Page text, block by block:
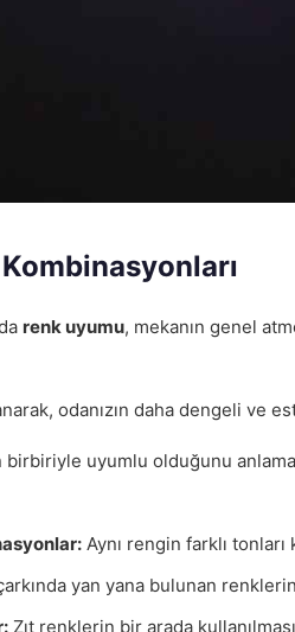
renk uyumu, mekanın genel
odanızın daha dengeli ve
uyumlu olduğunu
Aynı rengin farklı
yan yana bulunan
Zıt renklerin bir arada